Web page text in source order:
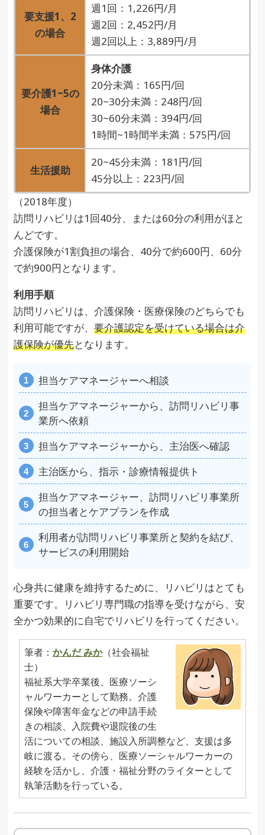
要支援1、2
の場合
週1回：1,226円/月
週2回：2,452円/月
週2回以上：3,889円/月
要介護1~5の
場合
身体介護
20分未満：165円/回
20~30分未満：248円/回
30~60分未満：394円/回
1時間~1時間半未満：575円/回
生活援助
20~45分未満：181円/回
45分以上：223円/回
（2018年度）
訪問リハビリは1回40分、または60分の利用がほと
んどです。
介護保険が1割負担の場合、40分で約600円、60分
で約900円となります。
利用手順
訪問リハビリは、介護保険・医療保険のどちらでも
利用可能ですが、要介護認定を受けている場合は介
護保険が優先となります。
担当ケアマネージャーへ相談
担当ケアマネージャーから、訪問リハビリ事
業所へ依頼
担当ケアマネージャーから、主治医へ確認
主治医から、指示・診療情報提供ト
担当ケアマネージャー、訪問リハビリ事業所
の担当者とケアプランを作成
利用者が訪問リハビリ事業所と契約を結び、
サービスの利用開始
心身共に健康を維持するために、リハビリはとても
重要です。リハビリ専門職の指導を受けながら、安
全かつ効果的に自宅でリハビリを行ってください。
筆者：かんだ みか（社会福祉
士）
福祉系大学卒業後、医療ソーシ
ャルワーカーとして勤務。介護
保険や障害年金などの申請手続
きの相談、入院費や退院後の生
活についての相談、施設入所調整など、支援は多
岐に渡る。その傍ら、医療ソーシャルワーカーの
経験を活かし、介護・福祉分野のライターとして
執筆活動を行っている。